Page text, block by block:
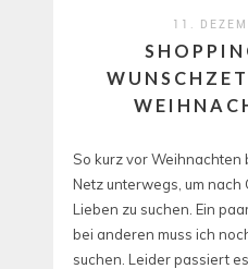
11.
So kurz vor Weihnachten
Netz unterwegs, um nach
Lieben zu suchen. Ein
bei anderen muss ich
suchen. Leider passiert